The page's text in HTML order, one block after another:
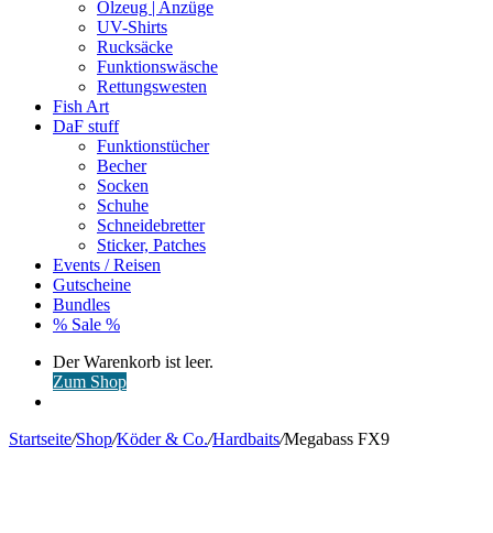
Ölzeug | Anzüge
UV-Shirts
Rucksäcke
Funktionswäsche
Rettungswesten
Fish Art
DaF stuff
Funktionstücher
Becher
Socken
Schuhe
Schneidebretter
Sticker, Patches
Events / Reisen
Gutscheine
Bundles
% Sale %
Warenkorb
ansehen
Der Warenkorb ist leer.
Zum Shop
Startseite/Shop/Köder & Co./Hardbaits/Megabass FX9